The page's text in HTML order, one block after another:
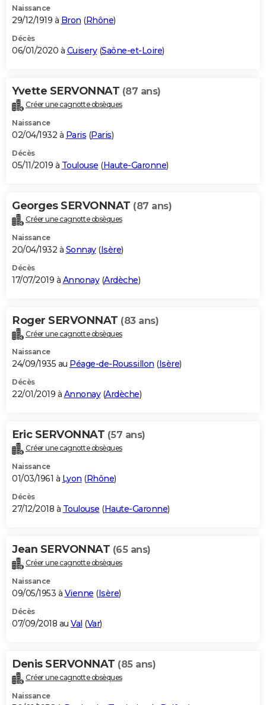
Naissance
29/12/1919 à Bron (Rhône)
Décès
06/01/2020 à Cuisery(Saône-et-Loire)
Yvette SERVONNAT (87 ans)
Créer une cagnotte obsèques
Naissance
02/04/1932 à Paris (Paris)
Décès
05/11/2019 à Toulouse (Haute-Garonne)
Georges SERVONNAT (87 ans)
Créer une cagnotte obsèques
Naissance
20/04/1932 à Sonnay(Isère)
Décès
17/07/2019 à Annonay(Ardèche)
Roger SERVONNAT (83 ans)
Créer une cagnotte obsèques
Naissance
24/09/1935 au Péage-de-Roussillon (Isère)
Décès
22/01/2019 à Annonay(Ardèche)
Eric SERVONNAT (57 ans)
Créer une cagnotte obsèques
Naissance
01/03/1961 à Lyon (Rhône)
Décès
27/12/2018 à Toulouse (Haute-Garonne)
Jean SERVONNAT (65 ans)
Créer une cagnotte obsèques
Naissance
09/05/1953 à Vienne (Isère)
Décès
07/09/2018 au Val (Var)
Denis SERVONNAT (85 ans)
Créer une cagnotte obsèques
Naissance